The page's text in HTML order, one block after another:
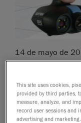
14 de mayo de
líder mundial en
y servicios de
solución portátil
crear contenido
This site uses cookies,
provided by third parties,
measure, analyze, and
record user sessions and
advertising and